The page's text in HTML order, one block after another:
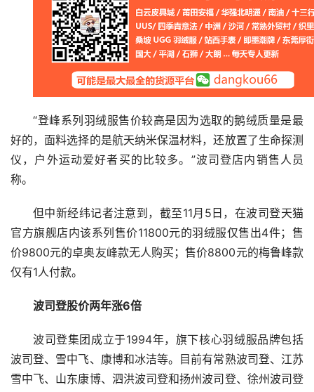
“登峰系列羽绒服售价较高是因为选取的鹅绒质量是最
好的，面料选择的是航天纳米保温材料，还放置了生命探测
仪，户外运动爱好者买的比较多。”波司登店内销售人员
称。
但中新经纬记者注意到，截至11月5日，在波司登天猫
官方旗舰店内该系列售价11800元的羽绒服仅售出4件；售
价9800元的卓奥友峰款无人购买；售价8800元的梅鲁峰款
仅有1人付款。
波司登股价两年涨6倍
波司登集团成立于1994年，旗下核心羽绒服品牌包括
波司登、雪中飞、康博和冰洁等。目前有常熟波司登、江苏
雪中飞、山东康博、泗洪波司登和扬州波司登、徐州波司登